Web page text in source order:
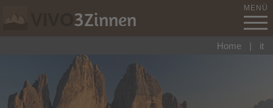
3Zinnen MENÜ
Home | it